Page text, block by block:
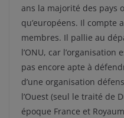
ans la majorité des pays
qu’européens. Il compte
membres. Il pallie au
l’ONU, car l’organisation
pas encore apte à
d’une organisation
l’Ouest (seul le traité de
époque France et